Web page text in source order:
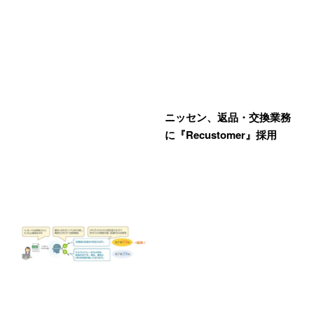
ニッセン、返品・交換業務
に『Recustomer』採用